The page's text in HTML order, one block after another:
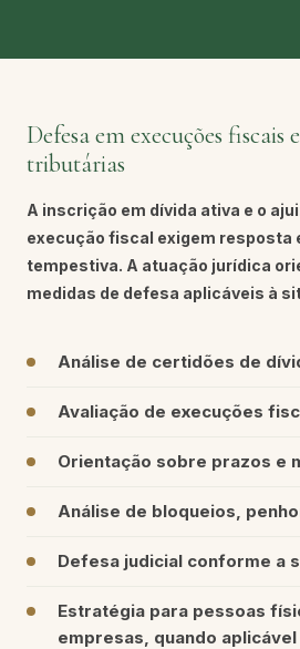
Defesa em execuções fiscais
tributárias
A inscrição em dívida ativa e o
execução fiscal exigem resposta
tempestiva. A atuação jurídica
medidas de defesa aplicáveis à
Análise de certidões de
Avaliação de execuções
Orientação sobre prazos e
Análise de bloqueios,
Defesa judicial conforme a
Estratégia para pessoas
empresas, quando aplicável